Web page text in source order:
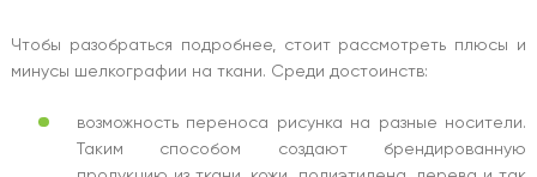
Чтобы разобраться подробнее, стоит рассмотреть плюсы и
минусы шелкографии на ткани. Среди достоинств:
возможность переноса рисунка на разные носители.
Таким способом создают брендированную